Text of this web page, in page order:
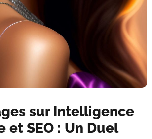
sur Intelligence
SEO : Un Duel